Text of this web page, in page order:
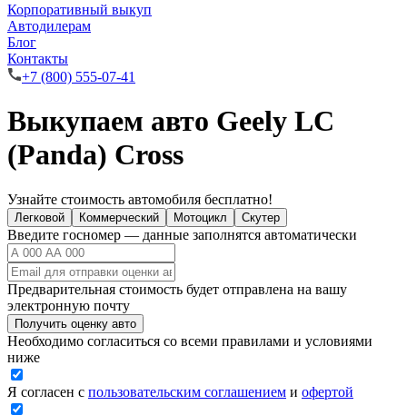
Корпоративный выкуп
Автодилерам
Блог
Контакты
+7 (800) 555-07-41
Выкупаем авто Geely LC
(Panda) Cross
Узнайте стоимость автомобиля бесплатно!
Легковой Коммерческий Мотоцикл Скутер
Введите госномер — данные заполнятся автоматически
Предварительная стоимость будет отправлена на вашу
электронную почту
Получить оценку авто
Необходимо согласиться со всеми правилами и условиями
ниже
Я согласен с пользовательским соглашением и офертой